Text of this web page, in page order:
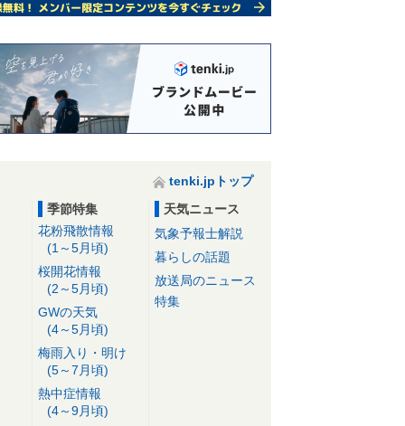
tenki.jpトップ
季節特集
花粉飛散情報
(1～5月頃)
桜開花情報
(2～5月頃)
GWの天気
(4～5月頃)
梅雨入り・明け
(5～7月頃)
熱中症情報
(4～9月頃)
天気ニュース
気象予報士解説
暮らしの話題
放送局のニュース
特集